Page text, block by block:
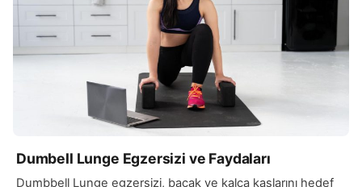
Dumbell Lunge Egzersizi ve Faydaları
Dumbbell Lunge egzersizi, bacak ve kalça kaslarını hedef